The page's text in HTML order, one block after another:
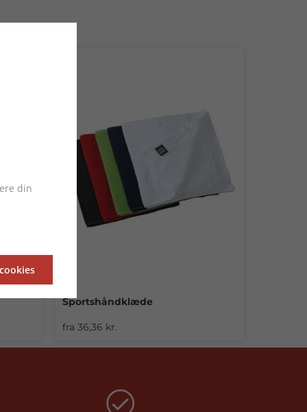
Sportshåndklæde
fra 36,36 kr.
din